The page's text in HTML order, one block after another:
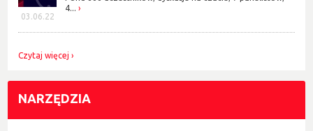
03.06.22
4...
Czytaj więcej
NARZĘDZIA